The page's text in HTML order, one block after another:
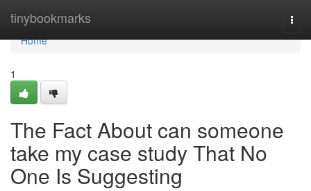
tinybookmarks
Home
Home
1
The Fact About can someone
take my case study That No
One Is Suggesting